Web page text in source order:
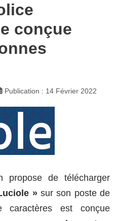
conçue
Publication : 14 Février 2022
propose de télécharger
»sur son poste de
caractères est conçue